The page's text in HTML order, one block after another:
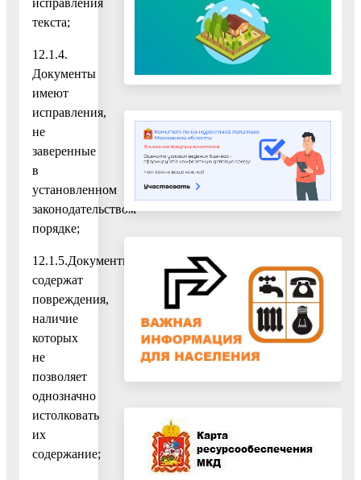
текста;
12.1.4.
Документы
имеют
исправления,
не
заверенные
в
установленном
законодательством
порядке;
12.1.5.Документы
содержат
повреждения,
наличие
которых
не
позволяет
однозначно
истолковать
их
содержание;